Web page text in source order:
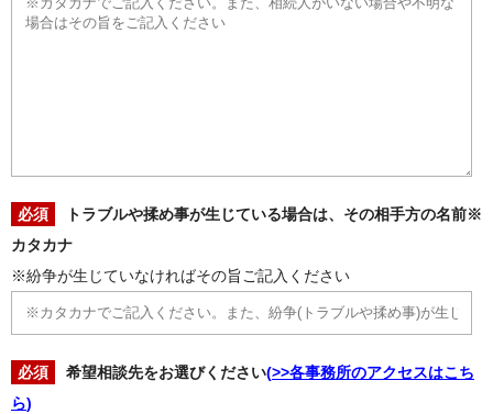
必須
トラブルや揉め事が生じている場合は、その相手方の名前※
カタカナ
※紛争が生じていなければその旨ご記入ください
必須 希望相談先をお選びください(>>各事務所のアクセスはこち
ら)